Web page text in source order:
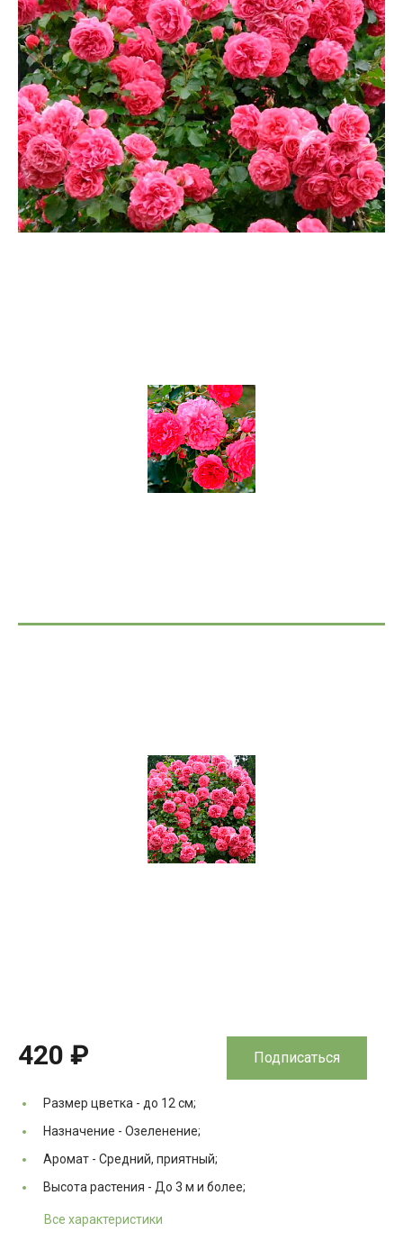
420 ₽ Подписаться
Размер цветка - до 12 см;
Назначение - Озеленение;
Аромат - Средний, приятный;
Высота растения - До 3 м и более;
Все характеристики